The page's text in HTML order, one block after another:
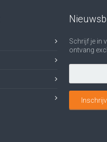
Schrijf je in
ontvang